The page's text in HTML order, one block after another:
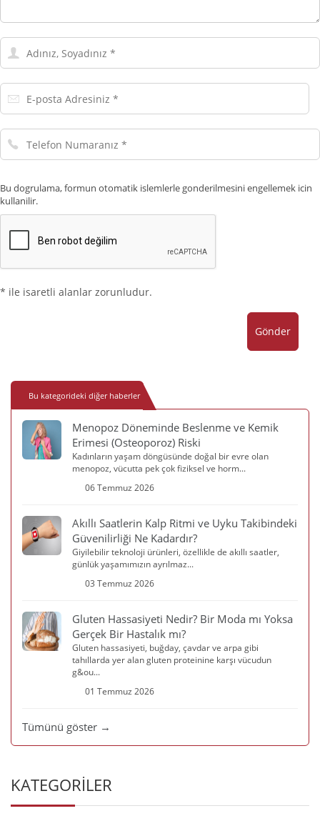
Adınız,
Soyadınız
E-
posta
Telefon
Numaranız
Bu dogrulama, formun otomatik islemlerle gonderilmesini engellemek icin
kullanilir.
* ile isaretli alanlar zorunludur.
Gönder
Bu kategorideki diğer haberler
Menopoz Döneminde Beslenme ve Kemik
Erimesi (Osteoporoz) Riski
Kadınların yaşam döngüsünde doğal bir evre olan
menopoz, vücutta pek çok fiziksel ve horm...
06 Temmuz 2026
Akıllı Saatlerin Kalp Ritmi ve Uyku Takibindeki
Güvenilirliği Ne Kadardır?
Giyilebilir teknoloji ürünleri, özellikle de akıllı saatler,
günlük yaşamımızın ayrılmaz...
03 Temmuz 2026
Gluten Hassasiyeti Nedir? Bir Moda mı Yoksa
Gerçek Bir Hastalık mı?
Gluten hassasiyeti, buğday, çavdar ve arpa gibi
tahıllarda yer alan gluten proteinine karşı vücudun
g&ou...
01 Temmuz 2026
Tümünü göster →
KATEGORİLER